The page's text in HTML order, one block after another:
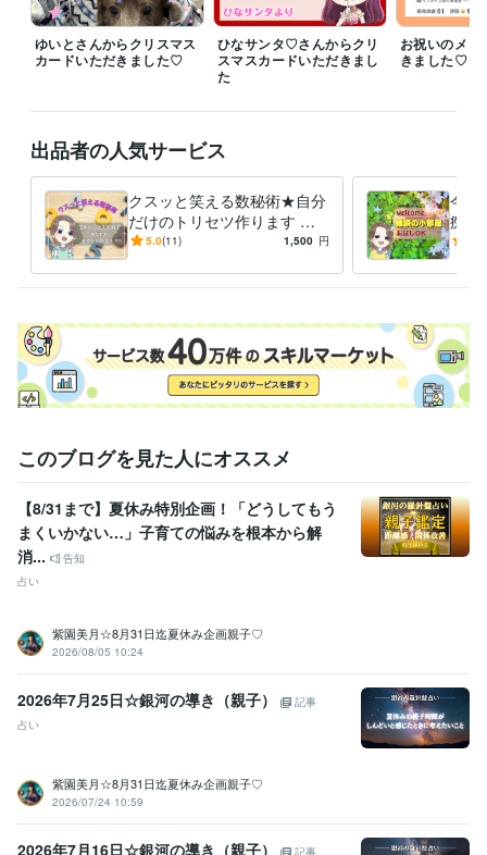
CITTA手帳
コストコ
ドライブ
スターバックス
旅行
ロウリュ
これらの話題になると、私のテンションが上がる恐れがあるのでご注意
ください(笑)
♡ ••┈┈┈•• ♡
経験職種
カスタマーサポート・カスタマーサクセス / カスタマーサポート・ヘ
ルプデスク
経験年数 : 5年
職歴
受賞歴
ココナラ★レギュラーランク ココナラ★ゴールドランク ココナラ★
プラチナランク
パワーストーンセラピスト 取得年 : 2016年
カラーセラピスト
普通自動車第一種運転免許 取得年 : 1996年
雑談／話し相手／愚痴聞
電話相談サービス お悩み相談 話し相手
占い 数秘術鑑定
数秘術鑑定 オラクルカード
ゆいとさんからクリスマス
カードいただきました♡
ひなサンタ♡さんからクリ
スマスカードいただきまし
た
お祝いのメッ
きました♡
出品者の人気サービス
クスッと笑える数秘術★自分
だけのトリセツ作ります 先
着10名ワンコイン★生きづら
5.0(11) 1,500 円
今す
痴・
の
このブログを見た人にオススメ
【8/31まで】夏休み特別企画！「どうしてもう
まくいかない…」子育ての悩みを根本から解
消...
告知
占い
紫園美月☆8月31日迄夏休み企画親子♡
2026/08/05 10:24
2026年7月25日☆銀河の導き（親子）
記事
占い
紫園美月☆8月31日迄夏休み企画親子♡
2026/07/24 10:59
2026年7月16日☆銀河の導き（親子）
記事